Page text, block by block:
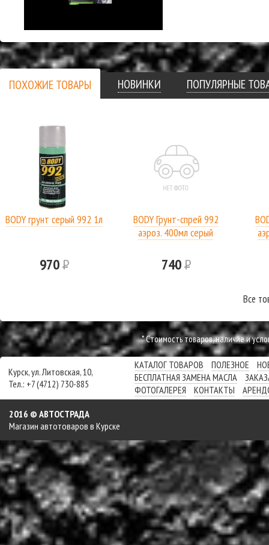
ПОХОЖИЕ ТОВАРЫ НОВИНКИ ПОПУЛЯРНЫЕ
BODY грунт серый 992 1л
970Р
BODY Грунт-спрей 992
аэроз. 400мл серый
740Р
Все
* Cтоимость товаров, наличие и
Курск, ул. Литовская, 10,
Тел.: +7 (4712) 730-885
КАТАЛОГ ТОВАРОВ ПОЛЕЗНОЕ
БЕСПЛАТНАЯ ЗАМЕНА МАСЛА
ФОТОГАЛЕРЕЯ
КОНТАКТЫ
2016 © АВТОСТРАДА
Магазин автотоваров в Курске